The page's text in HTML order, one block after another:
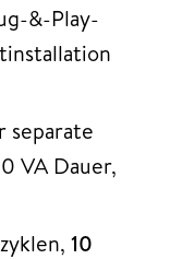
&-Play-
separate
VA Dauer,
10